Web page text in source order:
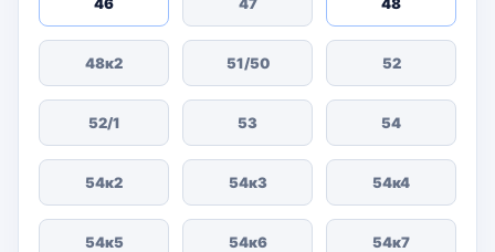
48к2 51/50 52
52/1 53 54
54к2 54к3 54к4
54к5 54к6 54к7